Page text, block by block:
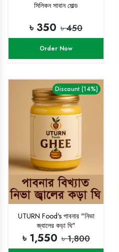
সিলিকন সাবান মোল্ড
৳ 350 ৳ 450
Order Now
Discount (14%)
UTURN Food's পাবনার "নিভা
জ্বালের কড়া ঘি"
৳ 1,550 ৳ 1,800